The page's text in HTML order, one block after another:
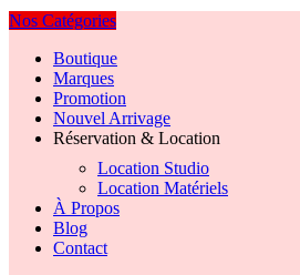
Nos Catégories
Boutique
Marques
Promotion
Nouvel Arrivage
Réservation & Location
Location Studio
Location Matériels
À Propos
Blog
Contact